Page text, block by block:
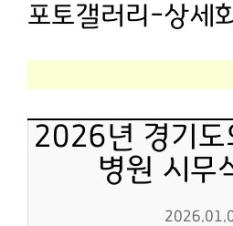
포토갤러리-상세
2026년 경기도
병원 시무